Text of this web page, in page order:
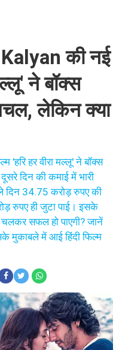
Kalyan की नई
ने बॉक्स
लेकिन क्या
'हरि हर वीरा मल्लू' ने बॉक्स
दिन की कमाई में भारी
दिन 34.75 करोड़ रुपए की
रुपए ही जुटा पाई। इसके
सफल हो पाएगी? जानें
मुकाबले में आई हिंदी फिल्म